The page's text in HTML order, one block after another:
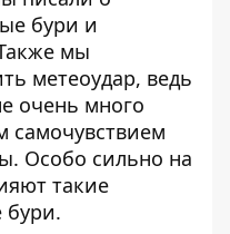
бури и
мы
метеоудар, ведь
очень много
самочувствием
Особо сильно на
такие
бури.